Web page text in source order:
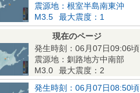
震源地：根室半島南東沖
M3.5
最大震度：1
現在のページ
発生時刻：06月07日09:06頃
震源地：釧路地方中南部
M3.0
最大震度：2
発生時刻：06月07日08:50頃